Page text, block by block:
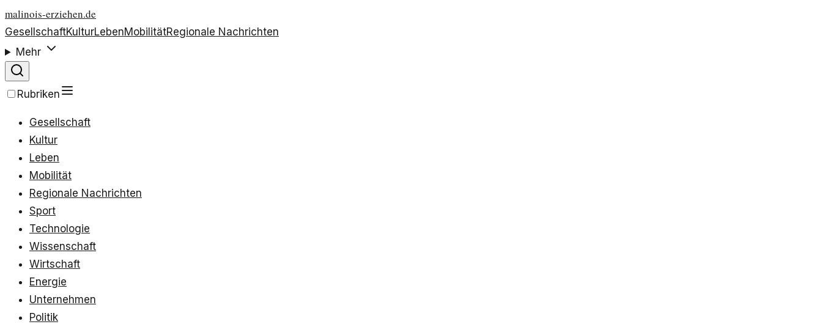
malinois-erziehen.de
GesellschaftKulturLebenMobilitätRegionale Nachrichten
Mehr
Rubriken
Gesellschaft
Kultur
Leben
Mobilität
Regionale Nachrichten
Sport
Technologie
Wissenschaft
Wirtschaft
Energie
Unternehmen
Politik